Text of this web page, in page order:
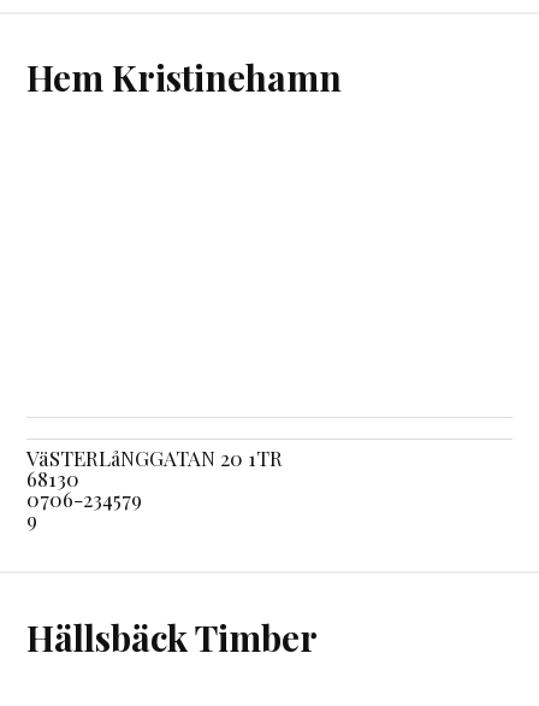
Hem Kristinehamn
VäSTERLåNGGATAN 20 1TR
68130
0706-234579
9
Hällsbäck Timber